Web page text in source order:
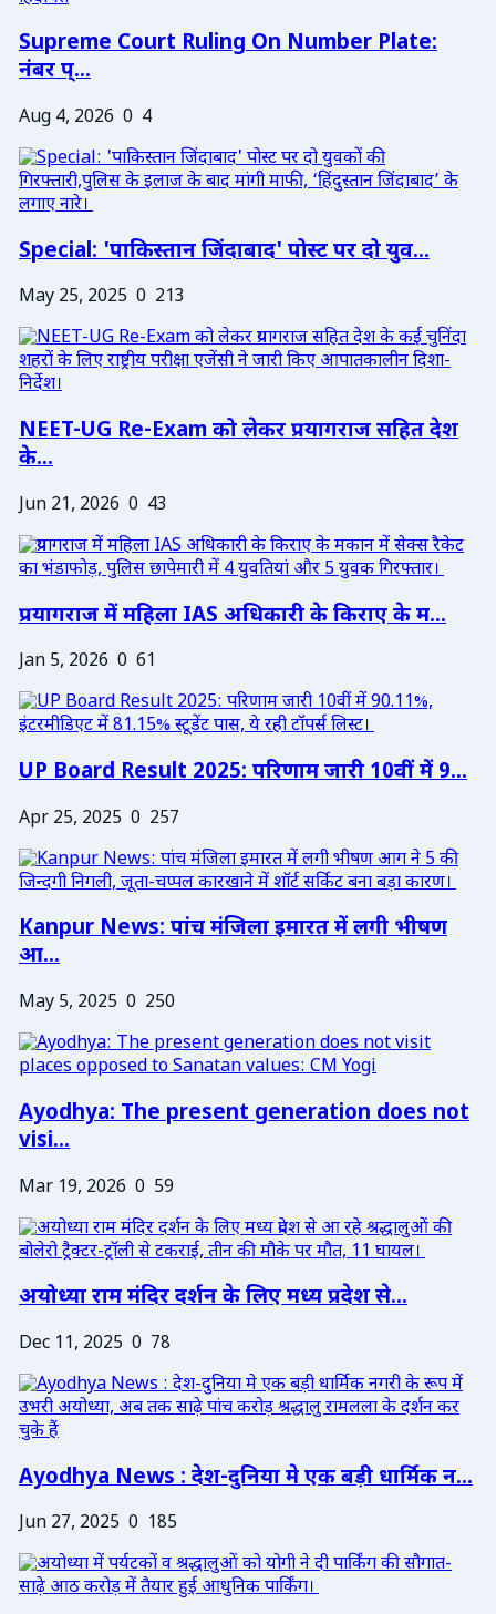
Supreme Court Ruling On Number Plate:
नंबर प्...
Aug 4, 2026 0 4
Special: 'पाकिस्तान जिंदाबाद' पोस्ट पर दो युव...
May 25, 2025 0 213
NEET-UG Re-Exam को लेकर प्रयागराज सहित देश
के...
Jun 21, 2026 0 43
प्रयागराज में महिला IAS अधिकारी के किराए के म...
Jan 5, 2026 0 61
UP Board Result 2025: परिणाम जारी 10वीं में 9...
Apr 25, 2025 0 257
Kanpur News: पांच मंजिला इमारत में लगी भीषण
आ...
May 5, 2025 0 250
Ayodhya: The present generation does not
visi...
Mar 19, 2026 0 59
अयोध्या राम मंदिर दर्शन के लिए मध्य प्रदेश से...
Dec 11, 2025 0 78
Ayodhya News : देश-दुनिया मे एक बड़ी धार्मिक न...
Jun 27, 2025 0 185